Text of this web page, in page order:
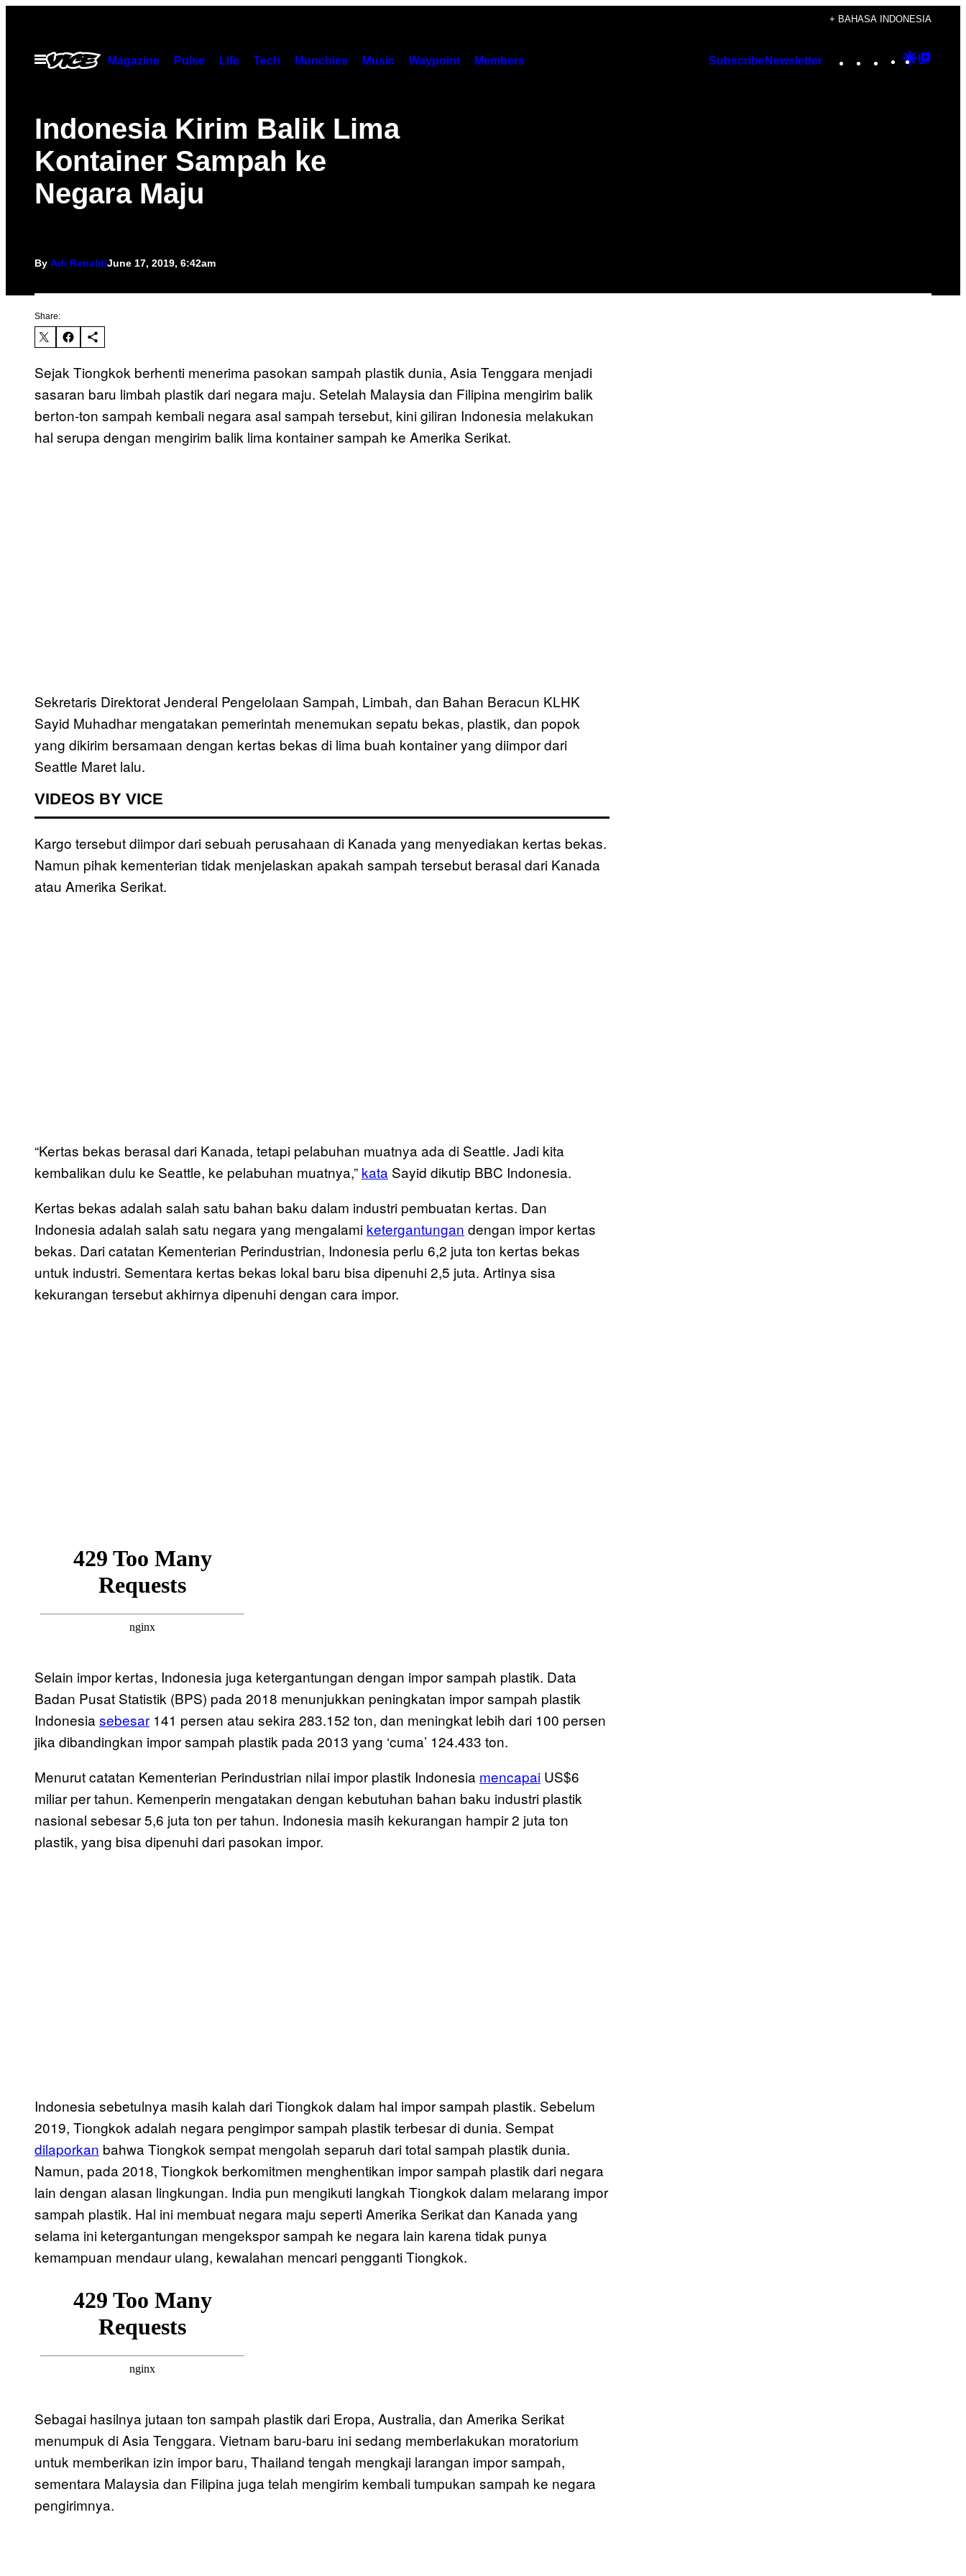
content
+ BAHASA INDONESIA
Open
Menu
Magazine Pulse Life Tech Munchies Music Waypoint Members SubscribeNewsletter Instagram
TikTok
YouTube
Google
Indonesia Kirim Balik Lima
Kontainer Sampah ke
Negara Maju
By Adi RenaldiJune 17, 2019, 6:42am
Share:
Sejak Tiongkok berhenti menerima pasokan sampah plastik dunia, Asia Tenggara menjadi
sasaran baru limbah plastik dari negara maju. Setelah Malaysia dan Filipina mengirim balik
berton-ton sampah kembali negara asal sampah tersebut, kini giliran Indonesia melakukan
hal serupa dengan mengirim balik lima kontainer sampah ke Amerika Serikat.
Sekretaris Direktorat Jenderal Pengelolaan Sampah, Limbah, dan Bahan Beracun KLHK
Sayid Muhadhar mengatakan pemerintah menemukan sepatu bekas, plastik, dan popok
yang dikirim bersamaan dengan kertas bekas di lima buah kontainer yang diimpor dari
Seattle Maret lalu.
VIDEOS BY VICE
Kargo tersebut diimpor dari sebuah perusahaan di Kanada yang menyediakan kertas bekas.
Namun pihak kementerian tidak menjelaskan apakah sampah tersebut berasal dari Kanada
atau Amerika Serikat.
“Kertas bekas berasal dari Kanada, tetapi pelabuhan muatnya ada di Seattle. Jadi kita
kembalikan dulu ke Seattle, ke pelabuhan muatnya,” kata Sayid dikutip BBC Indonesia.
Kertas bekas adalah salah satu bahan baku dalam industri pembuatan kertas. Dan
Indonesia adalah salah satu negara yang mengalami ketergantungan dengan impor kertas
bekas. Dari catatan Kementerian Perindustrian, Indonesia perlu 6,2 juta ton kertas bekas
untuk industri. Sementara kertas bekas lokal baru bisa dipenuhi 2,5 juta. Artinya sisa
kekurangan tersebut akhirnya dipenuhi dengan cara impor.
Selain impor kertas, Indonesia juga ketergantungan dengan impor sampah plastik. Data
Badan Pusat Statistik (BPS) pada 2018 menunjukkan peningkatan impor sampah plastik
Indonesia sebesar 141 persen atau sekira 283.152 ton, dan meningkat lebih dari 100 persen
jika dibandingkan impor sampah plastik pada 2013 yang ‘cuma’ 124.433 ton.
Menurut catatan Kementerian Perindustrian nilai impor plastik Indonesia mencapai US$6
miliar per tahun. Kemenperin mengatakan dengan kebutuhan bahan baku industri plastik
nasional sebesar 5,6 juta ton per tahun. Indonesia masih kekurangan hampir 2 juta ton
plastik, yang bisa dipenuhi dari pasokan impor.
Indonesia sebetulnya masih kalah dari Tiongkok dalam hal impor sampah plastik. Sebelum
2019, Tiongkok adalah negara pengimpor sampah plastik terbesar di dunia. Sempat
dilaporkan bahwa Tiongkok sempat mengolah separuh dari total sampah plastik dunia.
Namun, pada 2018, Tiongkok berkomitmen menghentikan impor sampah plastik dari negara
lain dengan alasan lingkungan. India pun mengikuti langkah Tiongkok dalam melarang impor
sampah plastik. Hal ini membuat negara maju seperti Amerika Serikat dan Kanada yang
selama ini ketergantungan mengekspor sampah ke negara lain karena tidak punya
kemampuan mendaur ulang, kewalahan mencari pengganti Tiongkok.
Sebagai hasilnya jutaan ton sampah plastik dari Eropa, Australia, dan Amerika Serikat
menumpuk di Asia Tenggara. Vietnam baru-baru ini sedang memberlakukan moratorium
untuk memberikan izin impor baru, Thailand tengah mengkaji larangan impor sampah,
sementara Malaysia dan Filipina juga telah mengirim kembali tumpukan sampah ke negara
pengirimnya.